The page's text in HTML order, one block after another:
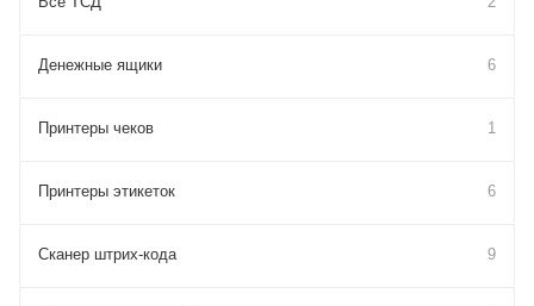
Денежные ящики 6
Принтеры чеков 1
Принтеры этикеток 6
Сканер штрих-кода 9